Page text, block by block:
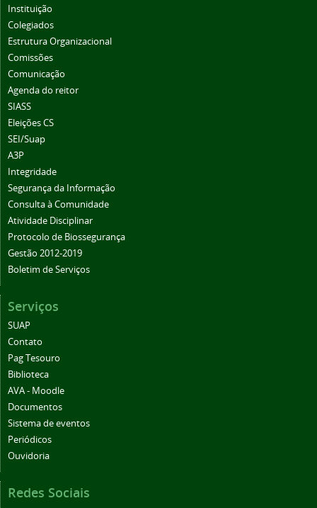
Instituição
Colegiados
Estrutura Organizacional
Comissões
Comunicação
Agenda do reitor
SIASS
Eleições CS
SEI/Suap
A3P
Integridade
Segurança da Informação
Consulta à Comunidade
Atividade Disciplinar
Protocolo de Biossegurança
Gestão 2012-2019
Boletim de Serviços
Serviços
SUAP
Contato
Pag Tesouro
Biblioteca
AVA - Moodle
Documentos
Sistema de eventos
Periódicos
Ouvidoria
Redes Sociais